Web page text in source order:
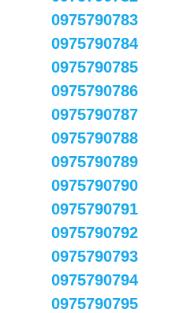
0975790783
0975790784
0975790785
0975790786
0975790787
0975790788
0975790789
0975790790
0975790791
0975790792
0975790793
0975790794
0975790795